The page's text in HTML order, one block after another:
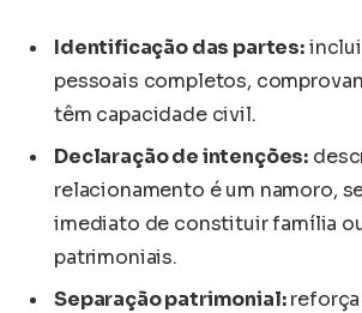
Identificação das partes:
pessoais completos,
têm capacidade civil.
Declaração de intenções:
relacionamento é um namoro,
imediato de constituir família
patrimoniais.
Separação patrimonial:reforça